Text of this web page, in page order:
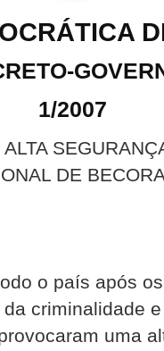
1/2007
DE
o país após
criminalidade
uma